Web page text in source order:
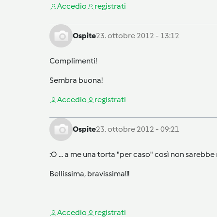
Accedio registrati
Ospite23. ottobre 2012 - 13:12
Complimenti!
Sembra buona!
Accedio registrati
Ospite23. ottobre 2012 - 09:21
:O ... a me una torta "per caso" così non sarebbe
Bellissima, bravissima!!!
Accedio registrati